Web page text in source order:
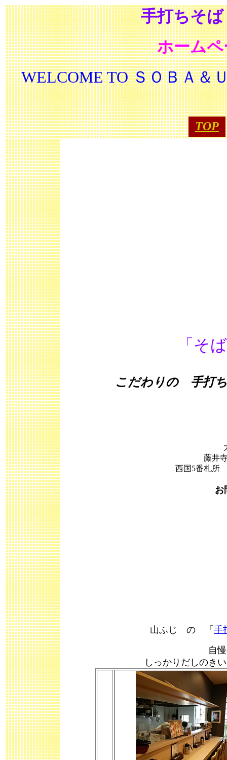
手打ちそ
ホーム
WELCOME TO ＳＯＢＡ
TOP
「そ
こだわりの 手
藤井
西国5番札所
お
山ふじ の 「 手
自
しっかりだしのき